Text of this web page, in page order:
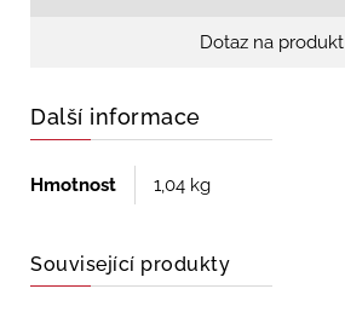
Dotaz na produkt
Další informace
Hmotnost 1,04 kg
Související produkty